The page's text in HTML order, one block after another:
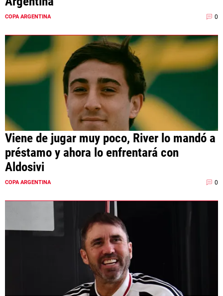
COPA ARGENTINA 0
Viene de jugar muy poco, River lo mandó a
préstamo y ahora lo enfrentará con
Aldosivi
COPA ARGENTINA 0